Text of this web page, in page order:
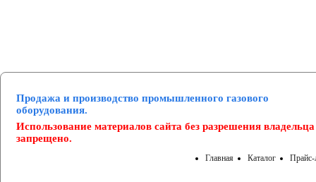
Продажа и производство промышленного газового
оборудования.
Использование материалов сайта без разрешения владельца
запрещено.
Главная Каталог Прайс-